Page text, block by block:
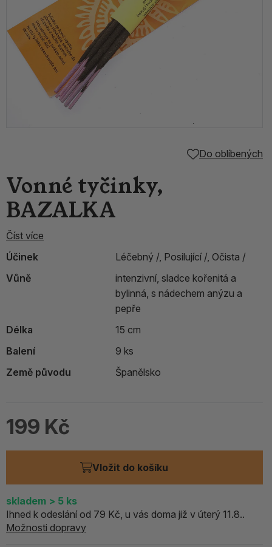
Do oblíbených
Vonné tyčinky,
BAZALKA
Číst více
Účinek
Léčebný /, Posilující /, Očista /
Vůně
intenzivní, sladce kořenitá a
bylinná, s nádechem anýzu a
pepře
Délka
15 cm
Balení
9 ks
Země původu
Španělsko
199 Kč
Vložit do košíku
skladem > 5 ks
Ihned k odeslání od 79 Kč, u vás doma již v úterý 11.8..
Možnosti dopravy